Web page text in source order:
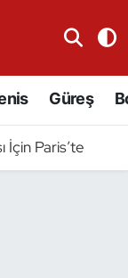
Güreş
İçin Paris’te